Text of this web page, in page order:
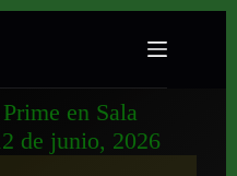
en Sala
de junio, 2026